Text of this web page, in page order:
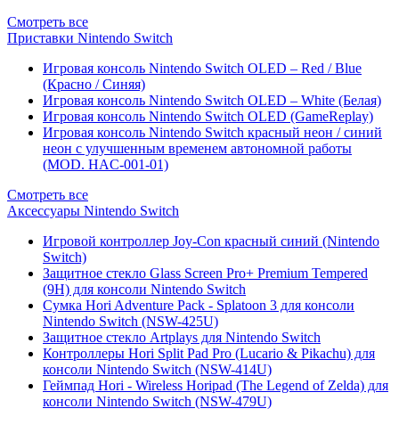
Смотреть все
Приставки Nintendo Switch
Игровая консоль Nintendo Switch OLED – Red / Blue
(Красно / Синяя)
Игровая консоль Nintendo Switch OLED – White (Белая)
Игровая консоль Nintendo Switch OLED (GameReplay)
Игровая консоль Nintendo Switch красный неон / синий
неон с улучшенным временем автономной работы
(MOD. HAC-001-01)
Смотреть все
Аксессуары Nintendo Switch
Игровой контроллер Joy-Con красный синий (Nintendo
Switch)
Защитное стекло Glass Screen Pro+ Premium Tempered
(9H) для консоли Nintendo Switch
Сумка Hori Adventure Pack - Splatoon 3 для консоли
Nintendo Switch (NSW-425U)
Защитное стекло Artplays для Nintendo Switch
Контроллеры Hori Split Pad Pro (Lucario & Pikachu) для
консоли Nintendo Switch (NSW-414U)
Геймпад Hori - Wireless Horipad (The Legend of Zelda) для
консоли Nintendo Switch (NSW-479U)